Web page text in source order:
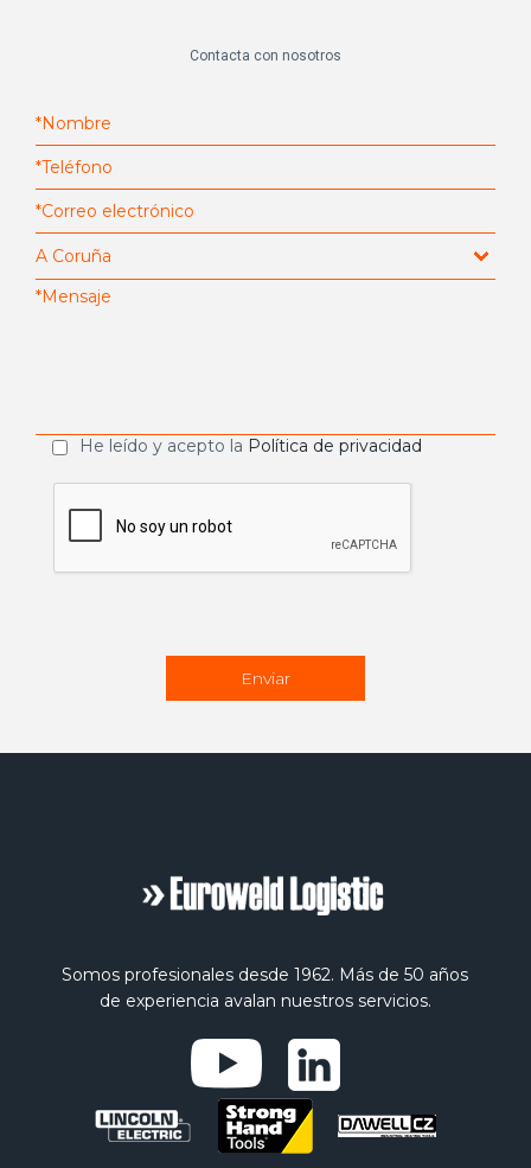
Contacta con nosotros
He leído y acepto la Política de privacidad
Somos profesionales desde 1962. Más de 50 años
de experiencia avalan nuestros servicios.